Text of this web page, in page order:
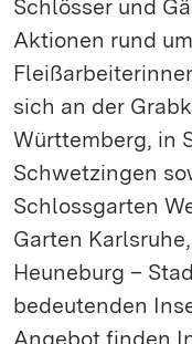
Schlösser und
Aktionen rund
sich an der
Württemberg, in
Schwetzingen
Schlossgarten
Garten
Heuneburg –
bedeutenden
Angebot finden